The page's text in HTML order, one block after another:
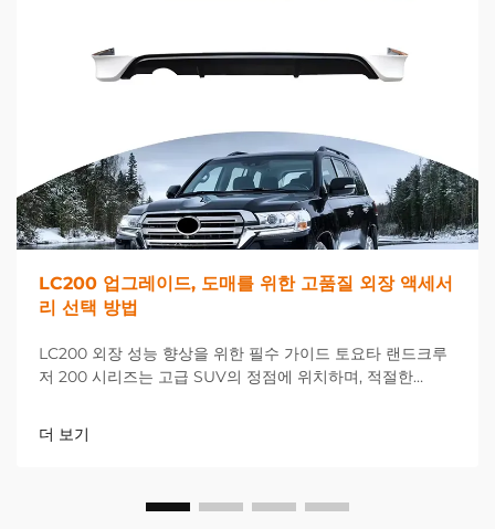
LC200 업그레이드, 도매를 위한 고품질 외장 액세서
리 선택 방법
LC200 외장 성능 향상을 위한 필수 가이드 토요타 랜드크루
저 200 시리즈는 고급 SUV의 정점에 위치하며, 적절한
으로 향상시킬 수 있습니다. 거래 시...
더 보기